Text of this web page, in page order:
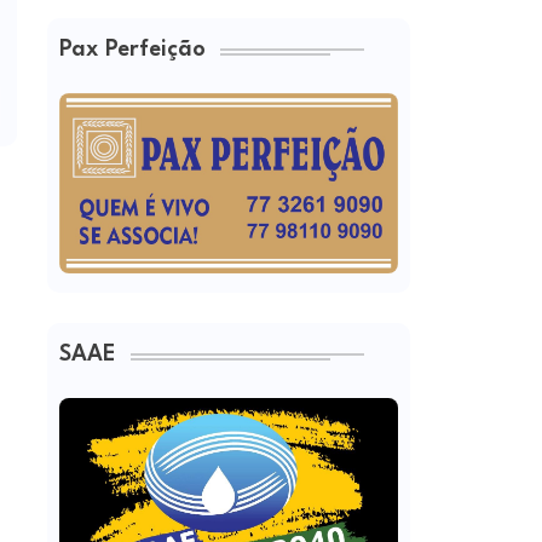
Pax Perfeição
SAAE